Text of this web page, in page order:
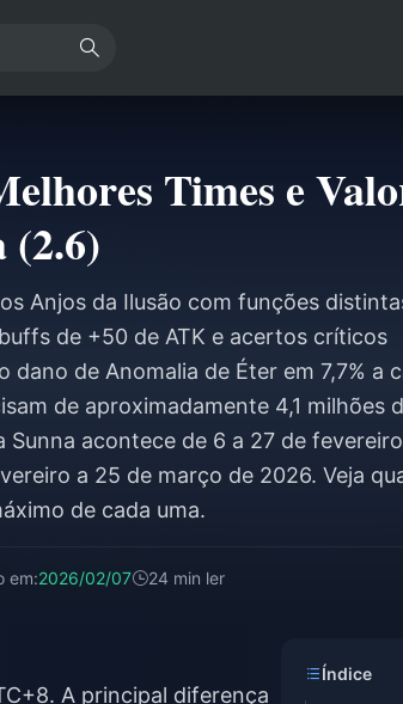
Times e
(2.6)
Anjos da Ilusão com funções
de +50 de ATK e acertos críticos
de Anomalia de Éter em 7,7% a
de aproximadamente 4,1 milhões
acontece de 6 a 27 de
a 25 de março de 2026. Veja
de cada uma.
em:2026/02/07 24 min ler
A principal diferença
Índice